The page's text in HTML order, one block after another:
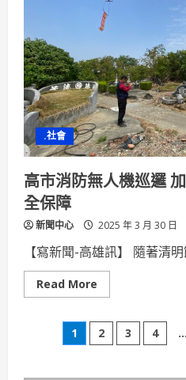
小
警
探
中
.社會
高市消防無人機巡邏
全保障
新聞中心 2025 年 3 月 30 日
【寫新聞-高雄訊】 隨著清
Read More
more
市
消
防
文
章
1 2 3 4 ...